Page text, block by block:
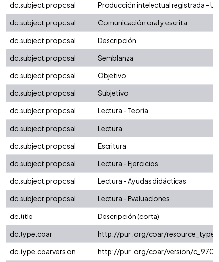
dc.subject.proposal
Producción intelectual registrada -
dc.subject.proposal
Comunicación oral y escrita
dc.subject.proposal
Descripción
dc.subject.proposal
Semblanza
dc.subject.proposal
Objetivo
dc.subject.proposal
Subjetivo
dc.subject.proposal
Lectura - Teoría
dc.subject.proposal
Lectura
dc.subject.proposal
Escritura
dc.subject.proposal
Lectura - Ejercicios
dc.subject.proposal
Lectura - Ayudas didácticas
dc.subject.proposal
Lectura - Evaluaciones
dc.title
Descripción (corta)
dc.type.coar
http://purl.org/coar/resource_type/
dc.type.coarversion
http://purl.org/coar/version/